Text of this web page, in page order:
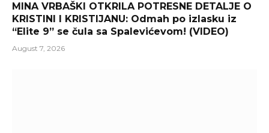
MINA VRBAŠKI OTKRILA POTRESNE DETALJE O
KRISTINI I KRISTIJANU: Odmah po izlasku iz
“Elite 9” se čula sa Spalevićevom! (VIDEO)
August 7, 2026